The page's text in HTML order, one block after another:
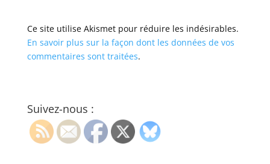
Ce site utilise Akismet pour réduire les indésirables.
En savoir plus sur la façon dont les données de vos
commentaires sont traitées.
Suivez-nous :